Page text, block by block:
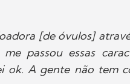
[de óvulos]
passou essas
ok. A gente não tem